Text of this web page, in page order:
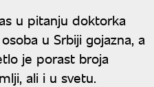
u pitanju doktorka
u Srbiji gojazna, a
je porast broja
ali i u svetu.